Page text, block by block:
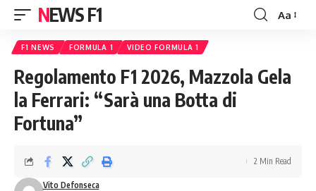
NEWS F1
Font
Aa
F1 NEWS FORMULA 1 VIDEO FORMULA 1
Regolamento F1 2026, Mazzola Gela
la Ferrari: “Sarà una Botta di
Fortuna”
Vito Defonseca
2 Min Read